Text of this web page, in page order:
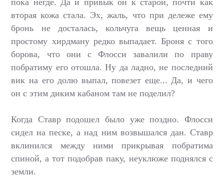
пока негде. Да и привык он к старой, почти как
вторая кожа стала. Эх, жаль, что при дележе ему
бронь не досталась, кольчуга вещь ценная и
простому хирдману редко выпадает. Броня с того
борова, что они с Флосси завалили по праву
побратиму его отошла. Ну да ладно, не последний
вик на его долю выпал, повезет еще... Да, и чего
он с этим диким кабаном там не поделил?
Когда Ставр подошел было уже поздно. Флосси
сидел на песке, а над ним возвышался дан. Ставр
вклинился между ними прикрывая побратима
спиной, а тот подобрав паку, неуклюже поднялся с
земли.